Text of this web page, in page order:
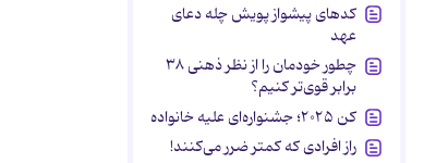
کدهای پیشواز پویش چله دعای
عهد
چطور خودمان را از نظر ذهنی ۳۸
برابر قوی‌تر کنیم؟
کن ۲۰۲۵؛ جشنواره‌ای علیه خانواده
راز افرادی که کمتر ضرر می‌کنند!